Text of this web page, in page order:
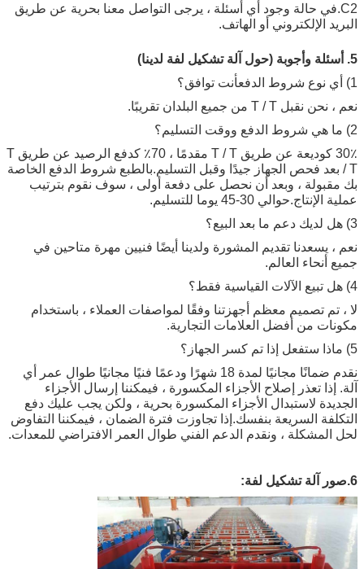
C2.في حالة وجود أي أسئلة ، يرجى التواصل معنا بحرية عن طريق
البريد الإلكتروني أو الهاتف.
5. أسئلة وأجوبة (حول آلة تشكيل لفة لدينا)
1) أي نوع شروط الدفع
أنت توافق؟
نعم ، نحن نقبل T / T من جميع البلدان تقريبًا.
2) ما هي شروط الدفع ووقت التسليم؟
30٪ كوديعة عن طريق T / T مقدمًا ، 70٪ كدفع الرصيد عن طريق T
/ T بعد فحص الجهاز جيدًا وقبل التسليم.بالطبع شروط الدفع الخاصة
بك مقبولة ، وبعد أن نحصل على دفعة أولى ، سوف نقوم بترتيب
عملية الإنتاج.حوالي 30-45 يوما للتسليم.
3) هل لديك دعم ما بعد البيع؟
نعم ، يسعدنا تقديم المشورة ولدينا أيضًا فنيين مهرة متاحين في
جميع أنحاء العالم.
4) هل تبيع الآلات القياسية فقط؟
لا ، تم تصميم معظم أجهزتنا وفقًا لمواصفات العملاء ، باستخدام
مكونات من أفضل العلامات التجارية.
5) ماذا ستفعل إذا تم كسر الجهاز؟
نقدم ضمانًا مجانيًا لمدة 18 شهرًا ودعمًا فنيًا مجانيًا طوال عمر أي
آلة. إذا تعذر إصلاح الأجزاء المكسورة ، فيمكننا إرسال الأجزاء
الجديدة لاستبدال الأجزاء المكسورة بحرية ، ولكن يجب عليك دفع
التكلفة السريعة بنفسك.إذا تجاوزت فترة الضمان ، فيمكننا التفاوض
لحل المشكلة ، ونقدم الدعم الفني طوال العمر الافتراضي للمعدات.
6.صور آلة تشكيل لفة: